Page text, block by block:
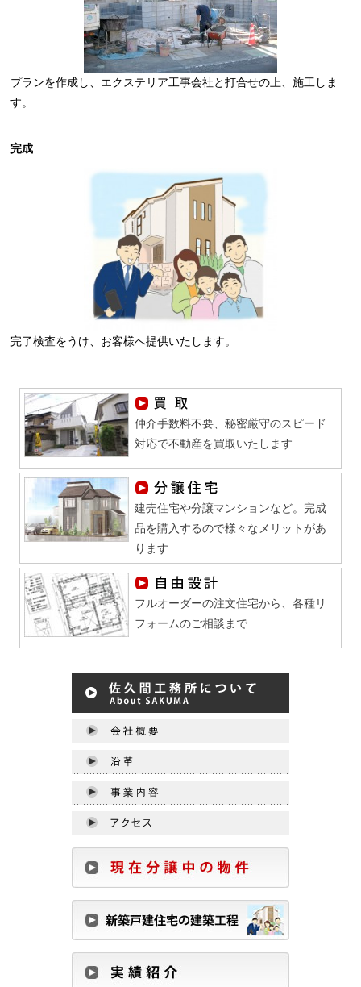
プランを作成し、エクステリア工事会社と打合せの上、施工しま
す。
完成
完了検査をうけ、お客様へ提供いたします。
仲介手数料不要、秘密厳守のスピード
対応で不動産を買取いたします
建売住宅や分譲マンションなど。完成
品を購入するので様々なメリットがあ
ります
フルオーダーの注文住宅から、各種リ
フォームのご相談まで